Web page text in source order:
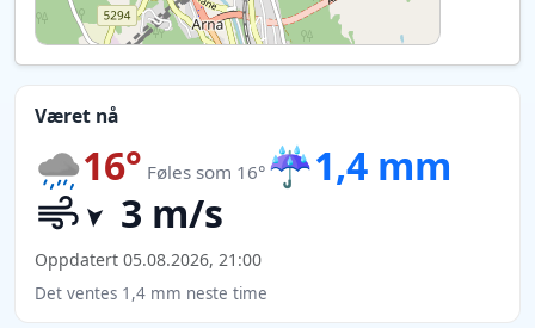
Været nå
16° Føles som 16° ☔1,4 mm
3 m/s
Oppdatert 05.08.2026, 21:00
Det ventes 1,4 mm neste time